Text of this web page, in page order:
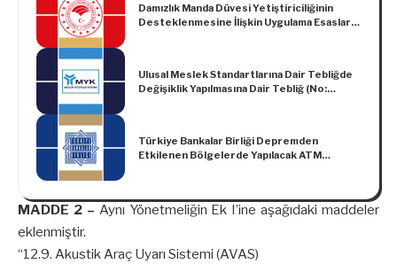
Damızlık Manda Düvesi Yetiştiriciliğinin
Desteklenmesine İlişkin Uygulama Esasları
Ulusal Meslek Standartlarına Dair Tebliğde
Değişiklik Yapılmasına Dair Tebliğ (No:
Türkiye Bankalar Birliği Depremden
Etkilenen Bölgelerde Yapılacak ATM
MADDE 2 – Aynı Yönetmeliğin Ek I’ine aşağıdaki maddeler
eklenmiştir.
“12.9. Akustik Araç Uyarı Sistemi (AVAS)